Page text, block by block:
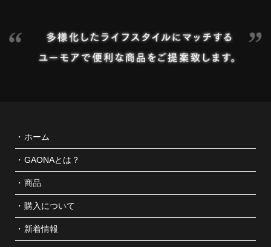
ホーム
GAONAとは？
商品
購入について
新着情報